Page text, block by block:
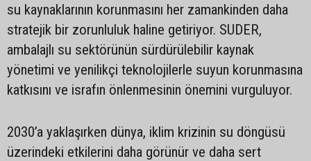
su kaynaklarının korunmasını her zamankinden daha
stratejik bir zorunluluk haline getiriyor. SUDER,
ambalajlı su sektörünün sürdürülebilir kaynak
yönetimi ve yenilikçi teknolojilerle suyun korunmasına
katkısını ve israfın önlenmesinin önemini vurguluyor.
2030’a yaklaşırken dünya, iklim krizinin su döngüsü
üzerindeki etkilerini daha görünür ve daha sert